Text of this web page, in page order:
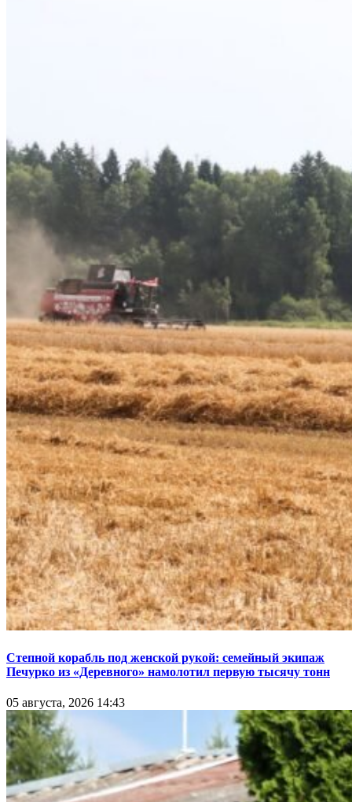
Степной корабль под женской рукой: семейный экипаж
Печурко из «Деревного» намолотил первую тысячу тонн
05 августа, 2026 14:43